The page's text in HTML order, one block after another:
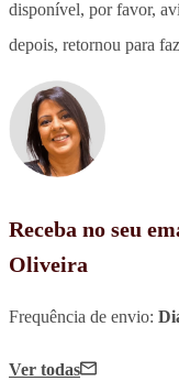
disponível, por favor,
depois, retornou para
Receba no seu
Oliveira
Frequência de envio:
Ver todas